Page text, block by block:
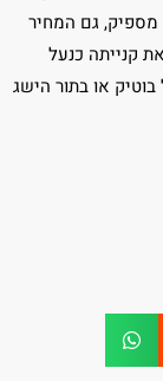
גם המחיר
קנייתה כנעל
או בתור הישג